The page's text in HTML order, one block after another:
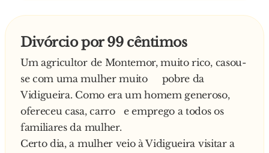
Divórcio por 99 cêntimos
Um agricultor de Montemor, muito rico, casou-
se com uma mulher muito pobre da
Vidigueira. Como era um homem generoso,
ofereceu casa, carro e emprego a todos os
familiares da mulher.
Certo dia, a mulher veio à Vidigueira visitar a